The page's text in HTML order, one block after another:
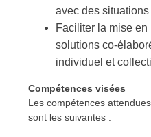
avec des
Faciliter la mise
solutions co-
individuel et
Compétences visées
Les compétences
sont les suivantes :